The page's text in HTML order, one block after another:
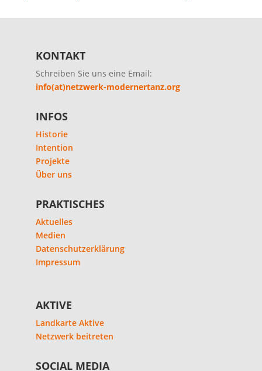
KONTAKT
Schreiben Sie uns eine Email:
info(at)netzwerk-modernertanz.org
INFOS
Historie
Intention
Projekte
Über uns
PRAKTISCHES
Aktuelles
Medien
Datenschutzerklärung
Impressum
AKTIVE
Landkarte Aktive
Netzwerk beitreten
SOCIAL MEDIA